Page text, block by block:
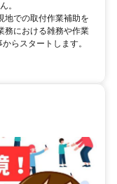
。
地での取付作業補助を
務における雑務や作業
らスタートします。